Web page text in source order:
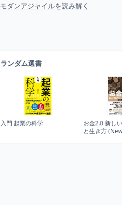
モダンアジャイルを読み解く
ランダム選書
入門 起業の科学
お金2.0 新し
と生き方